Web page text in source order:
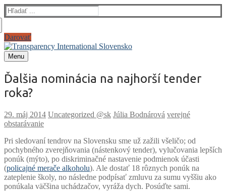
Hľadať:
Darovať
Menu
Ďalšia nominácia na najhorší tender
roka?
Uncategorized @sk Júlia Bodnárová verejné
obstarávanie
Pri sledovaní tendrov na Slovensku sme už zažili všeličo; od
pochybného zverejňovania (nástenkový tender), vylučovania lepších
ponúk (mýto), po diskriminačné nastavenie podmienok účasti
(policajné merače alkoholu). Ale dostať 18 rôznych ponúk na
zateplenie školy, no následne podpísať zmluvu za sumu vyššiu ako
ponúkala väčšina uchádzačov, vyráža dych. Posúďte sami.